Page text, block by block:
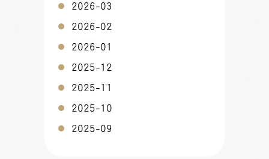
2026-03
2026-02
2026-01
2025-12
2025-11
2025-10
2025-09